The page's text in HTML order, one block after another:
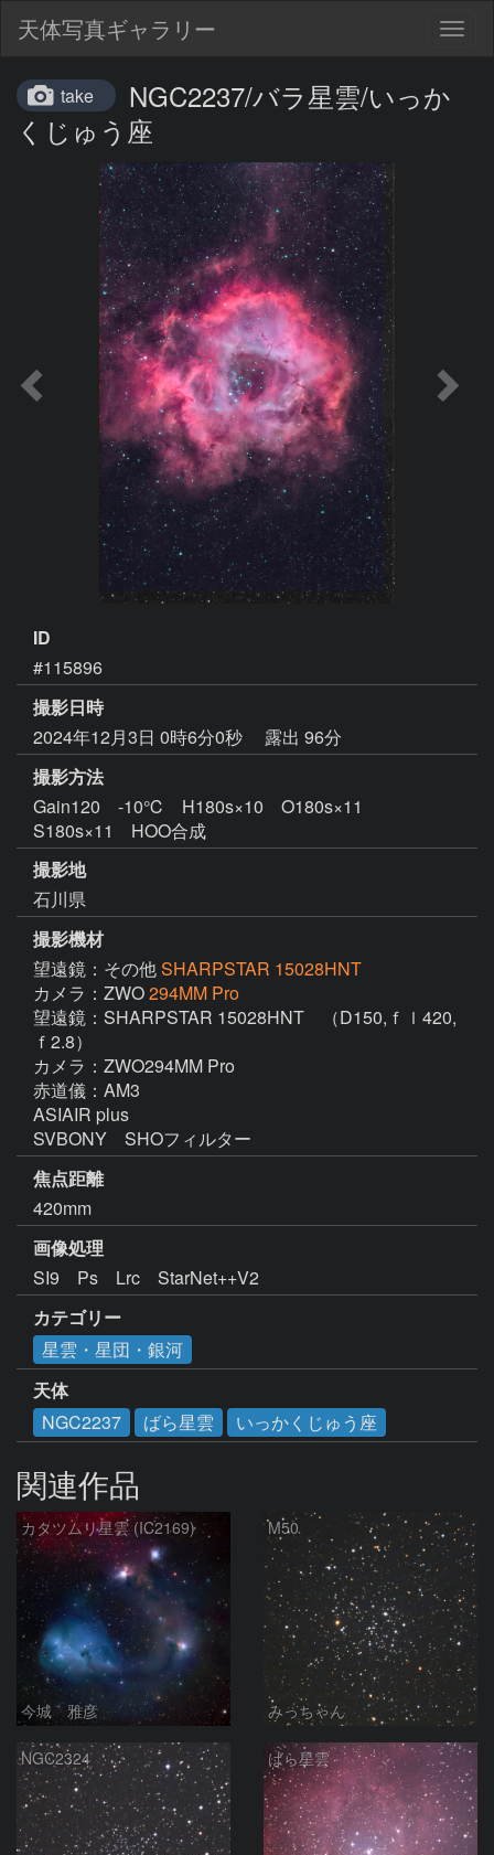
天体写真ギャラリー
take
NGC2237/バラ星雲/いっか
くじゅう座
ID
#115896
撮影日時
2024年12月3日 0時6分0秒
露出 96分
撮影方法
Gain120 -10℃ H180s×10 O180s×11
S180s×11 HOO合成
撮影地
石川県
撮影機材
望遠鏡：その他SHARPSTAR 15028HNT
カメラ：ZWO294MM Pro
望遠鏡：SHARPSTAR 15028HNT　（D150,ｆｌ420,
ｆ2.8）
カメラ：ZWO294MM Pro
赤道儀：AM3
ASIAIR plus
焦点距離
420mm
画像処理
SI9　Ps　Lrc　StarNet++V2
カテゴリー
星雲・星団・銀河
天体
NGC2237
ばら星雲 いっかくじゅう座
関連作品
カタツムリ星雲 (IC2169)
今城 雅彦
M50
みっちゃん
NGC2324 ばら星雲